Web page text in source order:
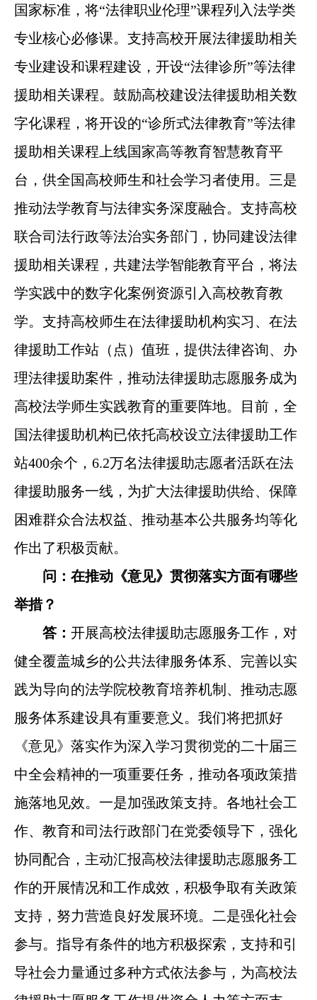
国家标准，将“法律职业伦理”课程列入法学类
专业核心必修课。支持高校开展法律援助相关
专业建设和课程建设，开设“法律诊所”等法律
援助相关课程。鼓励高校建设法律援助相关数
字化课程，将开设的“诊所式法律教育”等法律
援助相关课程上线国家高等教育智慧教育平
台，供全国高校师生和社会学习者使用。三是
推动法学教育与法律实务深度融合。支持高校
联合司法行政等法治实务部门，协同建设法律
援助相关课程，共建法学智能教育平台，将法
学实践中的数字化案例资源引入高校教育教
学。支持高校师生在法律援助机构实习、在法
律援助工作站（点）值班，提供法律咨询、办
理法律援助案件，推动法律援助志愿服务成为
高校法学师生实践教育的重要阵地。目前，全
国法律援助机构已依托高校设立法律援助工作
站400余个，6.2万名法律援助志愿者活跃在法
律援助服务一线，为扩大法律援助供给、保障
困难群众合法权益、推动基本公共服务均等化
作出了积极贡献。
问：在推动《意见》贯彻落实方面有哪些
举措？
答： 开展高校法律援助志愿服务工作，对
健全覆盖城乡的公共法律服务体系、完善以实
践为导向的法学院校教育培养机制、推动志愿
服务体系建设具有重要意义。我们将把抓好
《意见》落实作为深入学习贯彻党的二十届三
中全会精神的一项重要任务，推动各项政策措
施落地见效。一是加强政策支持。各地社会工
作、教育和司法行政部门在党委领导下，强化
协同配合，主动汇报高校法律援助志愿服务工
作的开展情况和工作成效，积极争取有关政策
支持，努力营造良好发展环境。二是强化社会
参与。指导有条件的地方积极探索，支持和引
导社会力量通过多种方式依法参与，为高校法